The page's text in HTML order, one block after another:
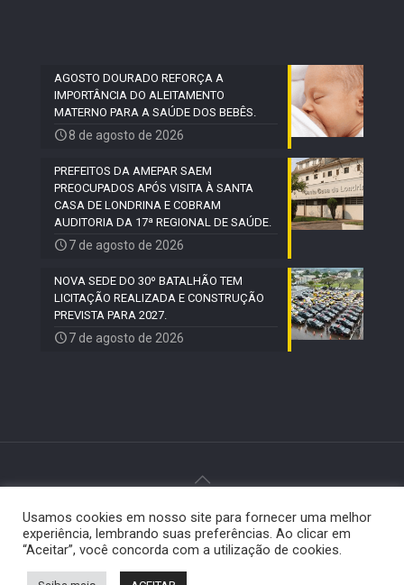
AGOSTO DOURADO REFORÇA A
IMPORTÂNCIA DO ALEITAMENTO
MATERNO PARA A SAÚDE DOS BEBÊS.
8 de agosto de 2026
PREFEITOS DA AMEPAR SAEM
PREOCUPADOS APÓS VISITA À SANTA
CASA DE LONDRINA E COBRAM
AUDITORIA DA 17ª REGIONAL DE SAÚDE.
7 de agosto de 2026
NOVA SEDE DO 30º BATALHÃO TEM
LICITAÇÃO REALIZADA E CONSTRUÇÃO
PREVISTA PARA 2027.
7 de agosto de 2026
© 2024 Paiquerê - Todos os direitos reservados |
Desenvolvido porElemento Visual .
Usamos cookies em nosso site para fornecer uma melhor
experiência, lembrando suas preferências. Ao clicar em
“Aceitar”, você concorda com a utilização de cookies.